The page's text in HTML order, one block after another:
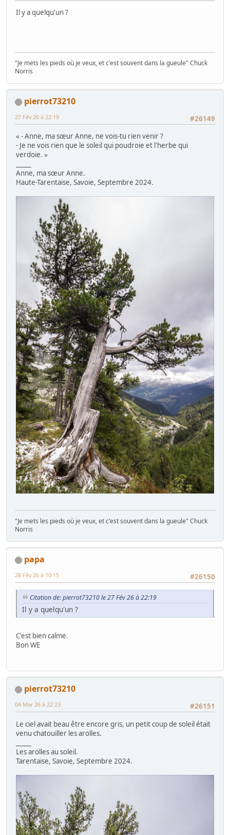
Il y a quelqu'un ?
"Je mets les pieds où je veux, et c'est souvent dans la gueule" Chuck
Norris
pierrot73210
#26149
27 Fév 26 à 22:19
« - Anne, ma sœur Anne, ne vois-tu rien venir ?
- Je ne vois rien que le soleil qui poudroie et l'herbe qui
verdoie. »
Anne, ma sœur Anne.
Haute-Tarentaise, Savoie, Septembre 2024.
"Je mets les pieds où je veux, et c'est souvent dans la gueule" Chuck
Norris
papa
#26150
28 Fév 26 à 10:15
Citation de: pierrot73210 le 27 Fév 26 à 22:19
Il y a quelqu'un ?
C'est bien calme.
Bon WE
pierrot73210
#26151
04 Mar 26 à 22:23
Le ciel avait beau être encore gris, un petit coup de soleil était
venu chatouiller les arolles.
Les arolles au soleil.
Tarentaise, Savoie, Septembre 2024.